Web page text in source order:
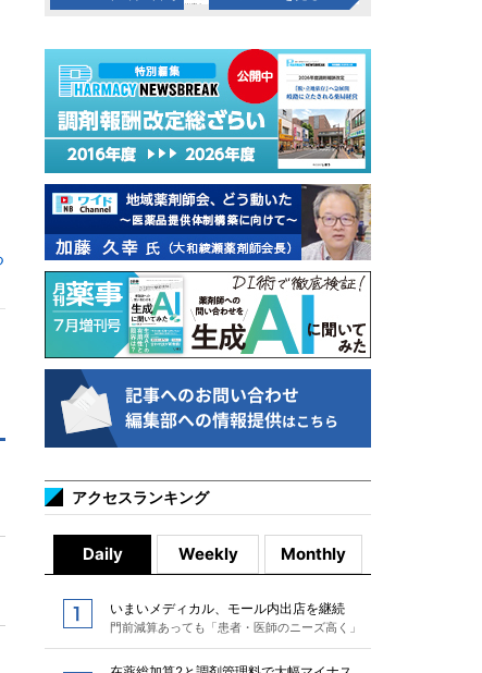
アクセスランキング
Daily Weekly Monthly
いまいメディカル、モール内出店を継続
門前減算あっても「患者・医師のニーズ高く」